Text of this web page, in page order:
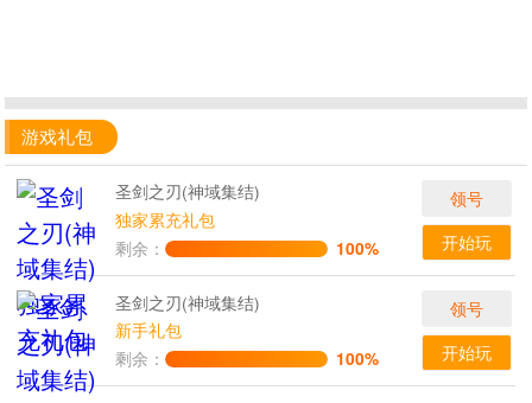
游戏礼包
圣剑之刃(神域集结)
独家累充礼包
剩余：
100%
领号
开始玩
圣剑之刃(神域集结)
新手礼包
剩余：
100%
领号
开始玩